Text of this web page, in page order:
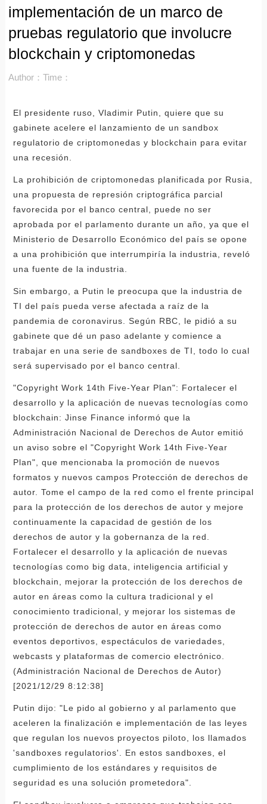
implementación de un marco de
pruebas regulatorio que involucre
blockchain y criptomonedas
Author： Time：
El presidente ruso, Vladimir Putin, quiere que su
gabinete acelere el lanzamiento de un sandbox
regulatorio de criptomonedas y blockchain para evitar
una recesión.
La prohibición de criptomonedas planificada por Rusia,
una propuesta de represión criptográfica parcial
favorecida por el banco central, puede no ser
aprobada por el parlamento durante un año, ya que el
Ministerio de Desarrollo Económico del país se opone
a una prohibición que interrumpiría la industria, reveló
una fuente de la industria.
Sin embargo, a Putin le preocupa que la industria de
TI del país pueda verse afectada a raíz de la
pandemia de coronavirus. Según RBC, le pidió a su
gabinete que dé un paso adelante y comience a
trabajar en una serie de sandboxes de TI, todo lo cual
será supervisado por el banco central.
"Copyright Work 14th Five-Year Plan": Fortalecer el
desarrollo y la aplicación de nuevas tecnologías como
blockchain: Jinse Finance informó que la
Administración Nacional de Derechos de Autor emitió
un aviso sobre el "Copyright Work 14th Five-Year
Plan", que mencionaba la promoción de nuevos
formatos y nuevos campos Protección de derechos de
autor. Tome el campo de la red como el frente principal
para la protección de los derechos de autor y mejore
continuamente la capacidad de gestión de los
derechos de autor y la gobernanza de la red.
Fortalecer el desarrollo y la aplicación de nuevas
tecnologías como big data, inteligencia artificial y
blockchain, mejorar la protección de los derechos de
autor en áreas como la cultura tradicional y el
conocimiento tradicional, y mejorar los sistemas de
protección de derechos de autor en áreas como
eventos deportivos, espectáculos de variedades,
webcasts y plataformas de comercio electrónico.
(Administración Nacional de Derechos de Autor)
[2021/12/29 8:12:38]
Putin dijo: "Le pido al gobierno y al parlamento que
aceleren la finalización e implementación de las leyes
que regulan los nuevos proyectos piloto, los llamados
'sandboxes regulatorios'. En estos sandboxes, el
cumplimiento de los estándares y requisitos de
seguridad es una solución prometedora".